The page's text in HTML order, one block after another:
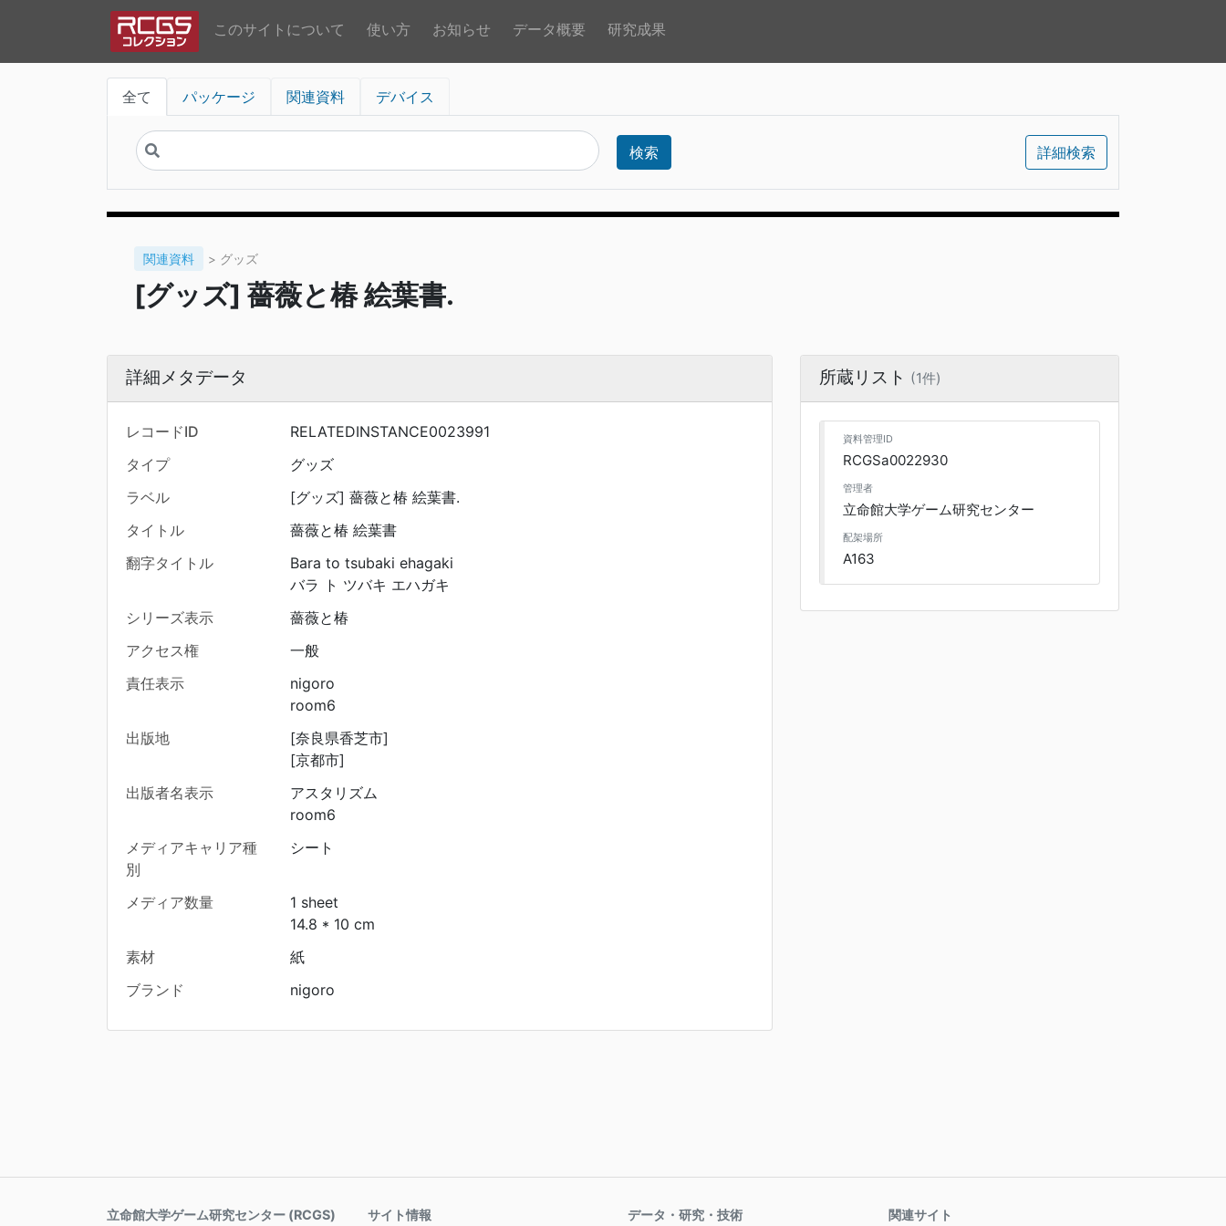
このサイトについて 使い方 お知らせ データ概要 研究成果
全て パッケージ 関連資料 デバイス
検索 詳細検索
関連資料 > グッズ
[グッズ] 薔薇と椿 絵葉書.
詳細メタデータ
レコードID
RELATEDINSTANCE0023991
タイプ
グッズ
ラベル
[グッズ] 薔薇と椿 絵葉書.
タイトル
薔薇と椿 絵葉書
翻字タイトル
Bara to tsubaki ehagaki
バラ ト ツバキ エハガキ
シリーズ表示
薔薇と椿
アクセス権
一般
責任表示
nigoro
room6
出版地
[奈良県香芝市]
[京都市]
出版者名表示
アスタリズム
room6
メディアキャリア種
別
シート
メディア数量
1 sheet
14.8 * 10 cm
素材
紙
ブランド
nigoro
所蔵リスト (1件)
資料管理ID
RCGSa0022930
管理者
立命館大学ゲーム研究センター
配架場所
A163
立命館大学ゲーム研究センター (RCGS) サイト情報 データ・研究・技術 関連サイト